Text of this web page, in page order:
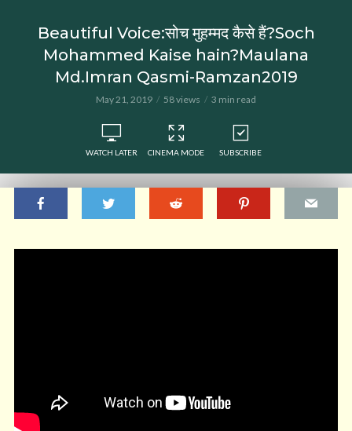
Beautiful Voice:सोच मुहम्मद कैसे हैं?Soch
Mohammed Kaise hain?Maulana
Md.Imran Qasmi-Ramzan2019
May 21, 2019 58 views 3 min read
WATCH LATER CINEMA MODE SUBSCRIBE